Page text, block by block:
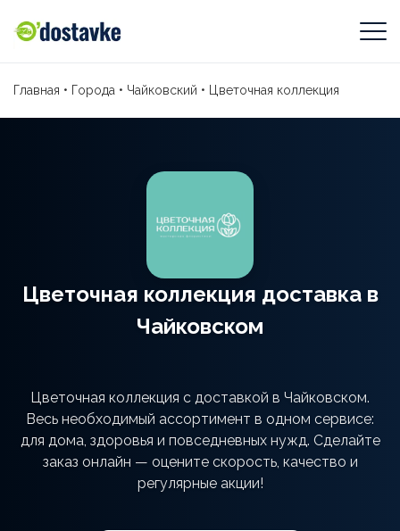
Главная • Города • Чайковский • Цветочная коллекция
Цветочная коллекция доставка в
Чайковском
Цветочная коллекция с доставкой в Чайковском.
Весь необходимый ассортимент в одном сервисе:
для дома, здоровья и повседневных нужд. Сделайте
заказ онлайн — оцените скорость, качество и
регулярные акции!